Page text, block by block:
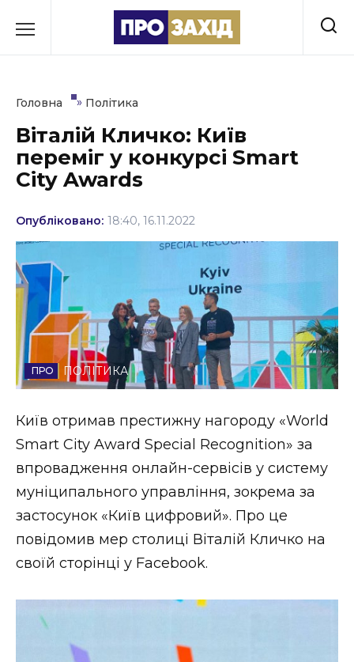
до
Культура
Освіта
Події
Політика
Соціум
Спорт
Стиль життя
Втрачений Ужгород (відеоверсія)
ЗАКАРПАТСЬКІ НОВИНИ
ФОТО
Головна » Політика
Віталій Кличко: Київ
переміг у конкурсі Smart
City Awards
Опубліковано: 18:40, 16.11.2022
ПОЛІТИКА
Київ отримав престижну нагороду «World
Smart City Award Special Recognition» за
впровадження онлайн-сервісів у систему
муніципального управління, зокрема за
застосунок «Київ цифровий». Про це
повідомив мер столиці Віталій Кличко на
своїй сторінці у Facebook.